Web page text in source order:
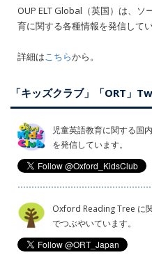
OUP ELT Global（英国）は、
育に関する各種情報を発信してい
詳細はこちらから。
「キッズクラブ」「ORT」
児童英語教育に関する国
を発信しています。
Oxford Reading Tree に
でつぶやいています。